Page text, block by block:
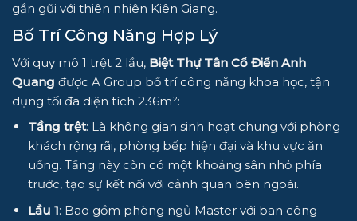
gần gũi với thiên nhiên Kiên Giang.
Bố Trí Công Năng Hợp Lý
Với quy mô 1 trệt 2 lầu, Biệt Thự Tân Cổ Điển Anh
Quang được A Group bố trí công năng khoa học, tận
dụng tối đa diện tích 236m²:
Tầng trệt: Là không gian sinh hoạt chung với phòng
khách rộng rãi, phòng bếp hiện đại và khu vực ăn
uống. Tầng này còn có một khoảng sân nhỏ phía
trước, tạo sự kết nối với cảnh quan bên ngoài.
Lầu 1: Bao gồm phòng ngủ Master với ban công